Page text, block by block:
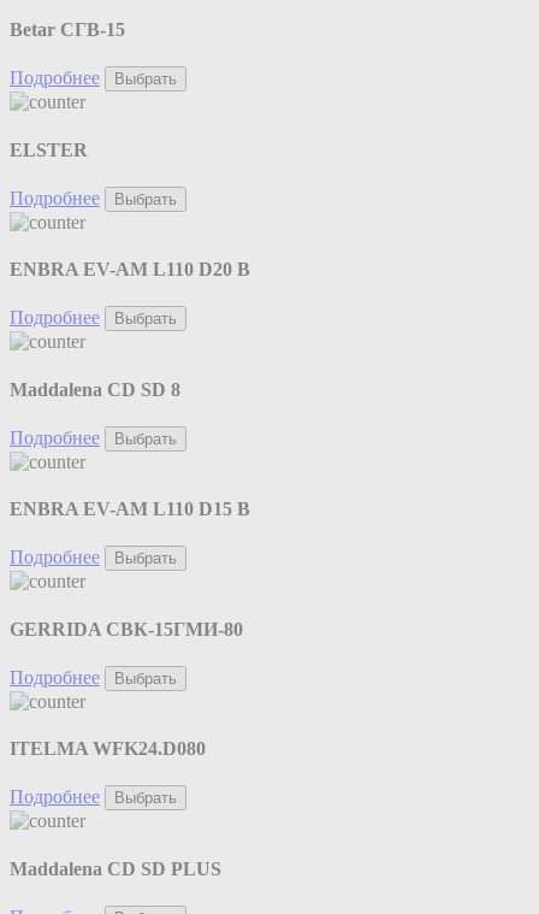
Betar СГВ-15
Подробнее Выбрать
ELSTER
Подробнее Выбрать
ENBRA EV-AM L110 D20 B
Подробнее Выбрать
Maddalena CD SD 8
Подробнее Выбрать
ENBRA EV-AM L110 D15 B
Подробнее Выбрать
GERRIDA СВК-15ГМИ-80
Подробнее Выбрать
ITELMA WFK24.D080
Подробнее Выбрать
Maddalena CD SD PLUS